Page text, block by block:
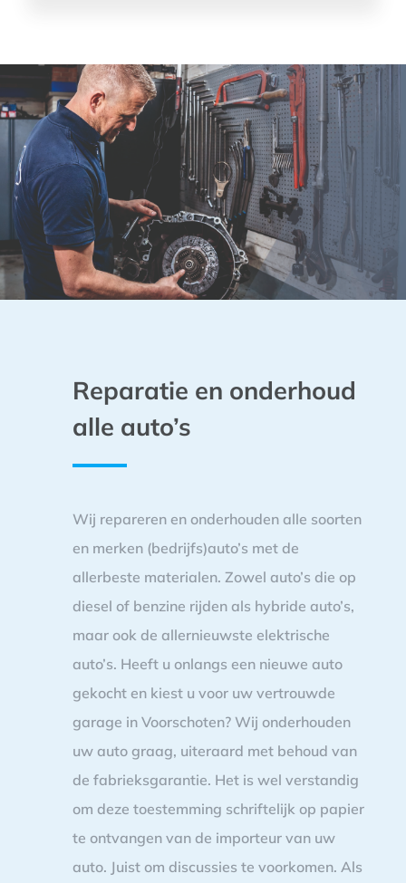
Reparatie en onderhoud
alle auto’s
Wij repareren en onderhouden alle soorten
en merken (bedrijfs)auto’s met de
allerbeste materialen. Zowel auto’s die op
diesel of benzine rijden als hybride auto’s,
maar ook de allernieuwste elektrische
auto’s. Heeft u onlangs een nieuwe auto
gekocht en kiest u voor uw vertrouwde
garage in Voorschoten? Wij onderhouden
uw auto graag, uiteraard met behoud van
de fabrieksgarantie. Het is wel verstandig
om deze toestemming schriftelijk op papier
te ontvangen van de importeur van uw
auto. Juist om discussies te voorkomen. Als